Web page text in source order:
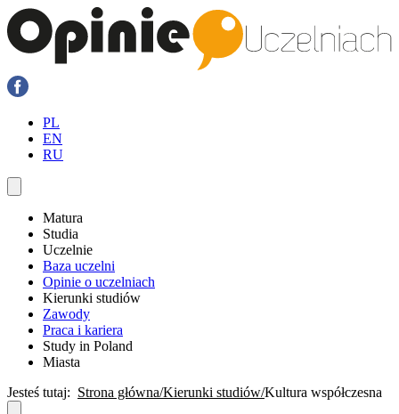
PL
EN
RU
Matura
Studia
Uczelnie
Baza uczelni
Opinie o uczelniach
Kierunki studiów
Zawody
Praca i kariera
Study in Poland
Miasta
Jesteś tutaj: Strona główna Kierunki studiów Kultura współczesna